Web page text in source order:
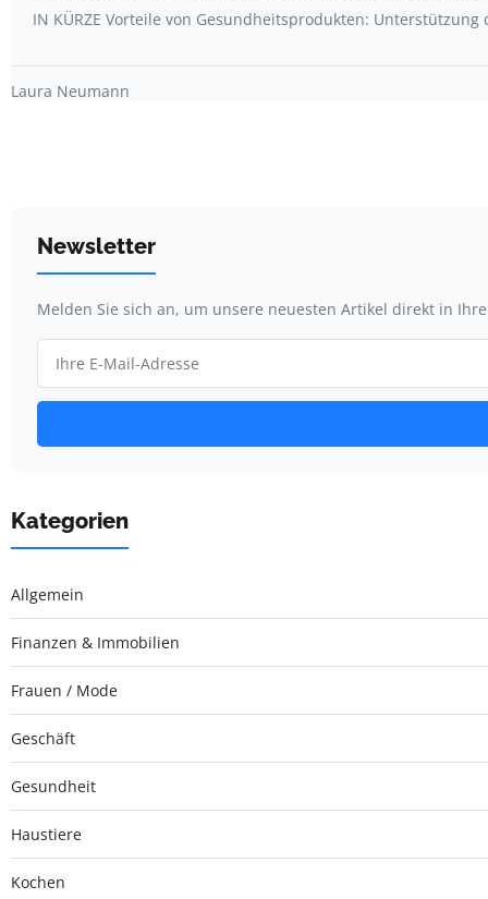
IN KÜRZE Vorteile von Gesundheitsprodukten:
Laura Neumann
Newsletter
Melden Sie sich an, um unsere neuesten Artikel direkt in
Kategorien
Allgemein
Finanzen & Immobilien
Frauen / Mode
Geschäft
Gesundheit
Haustiere
Kochen